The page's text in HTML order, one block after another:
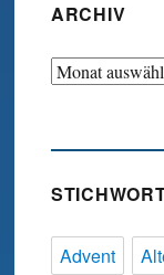
ARCHIV
Archiv
Advent